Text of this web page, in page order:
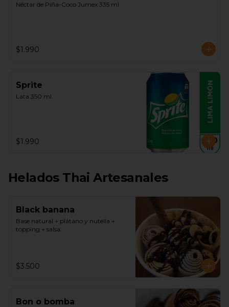
Néctar de Piña-Coco Jumex 335 ml
$1.990
Sprite
Lata 350 ml.
$1.990
Helados Thai Artesanales
Black banana
Base natural + plátano y nutella +
topping + salsa.
$3.500
Bon o bomba